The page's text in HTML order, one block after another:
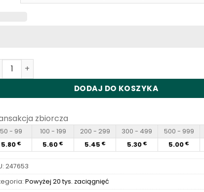
Vapme Shisha 30000 Puffs Disposable Vape
DODAJ DO KOSZYKA
zbiorcza
50 - 99 100 - 199 200 - 299 300 - 499 500 - 999
5.80 € 5.60 € 5.45 € 5.30 € 5.00 €
247653
Powyżej 20 tys. zaciągnięć